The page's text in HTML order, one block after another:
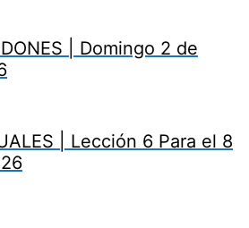
DONES | Domingo 2 de
| Lección 6 Para el 8